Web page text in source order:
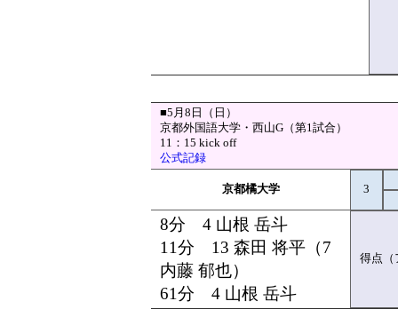
■5月8日（日）
京都外国語大学・西山G（第1試合）
11：15 kick off
公式記録
京都橘大学 3
8分 4 山根 岳斗
11分 13 森田 将平（7
内藤 郁也）
61分 4 山根 岳斗
得点（